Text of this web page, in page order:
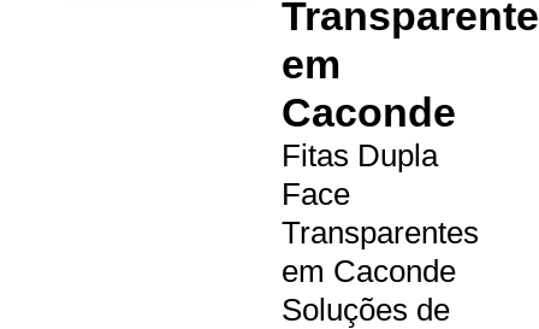
em
Caconde
Fitas Dupla
Face
Transparentes
em Caconde
Soluções de